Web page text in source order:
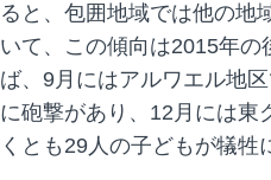
ると、包囲地域では他の地
いて、この傾向は2015年
ば、9月にはアルワエル地
に砲撃があり、12月には東
くとも29人の子どもが犠牲